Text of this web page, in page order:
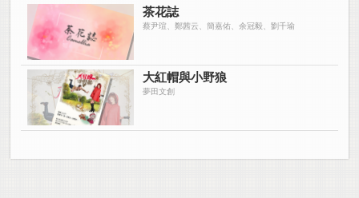
茶花誌
蔡尹瑄、鄭茜云、簡嘉佑、余冠毅、劉千瑜
大紅帽與小野狼
夢田文創